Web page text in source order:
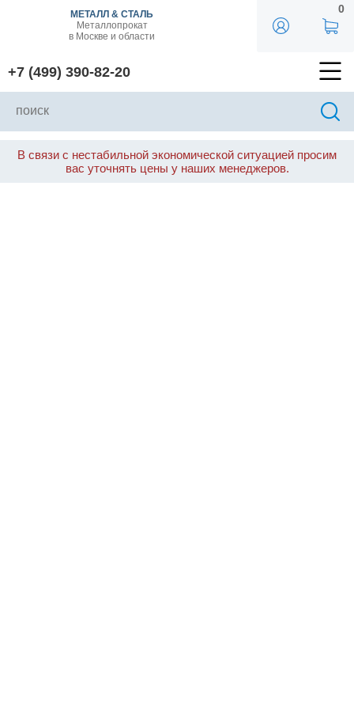
МЕТАЛЛ & СТАЛЬ
Металлопрокат
в Москве и области
+7 (499) 390-82-20
0
В связи с нестабильной экономической ситуацией просим
вас уточнять цены у наших менеджеров.